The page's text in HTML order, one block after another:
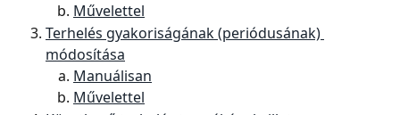
Művelettel
Terhelés gyakoriságának (periódusának)
módosítása
Manuálisan
Művelettel